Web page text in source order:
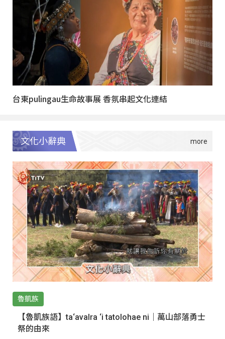
台東pulingau生命故事展 香氛串起文化連結
文化小辭典
魯凱族
【魯凱族語】ta‘avalra ‘i tatolohae ni｜萬山部落勇士
祭的由來